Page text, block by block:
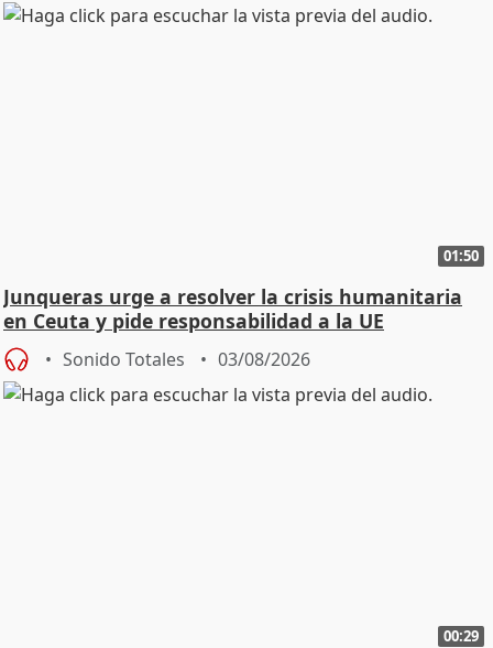
01:50
Junqueras urge a resolver la crisis humanitaria
en Ceuta y pide responsabilidad a la UE
Sonido Totales 03/08/2026
00:29